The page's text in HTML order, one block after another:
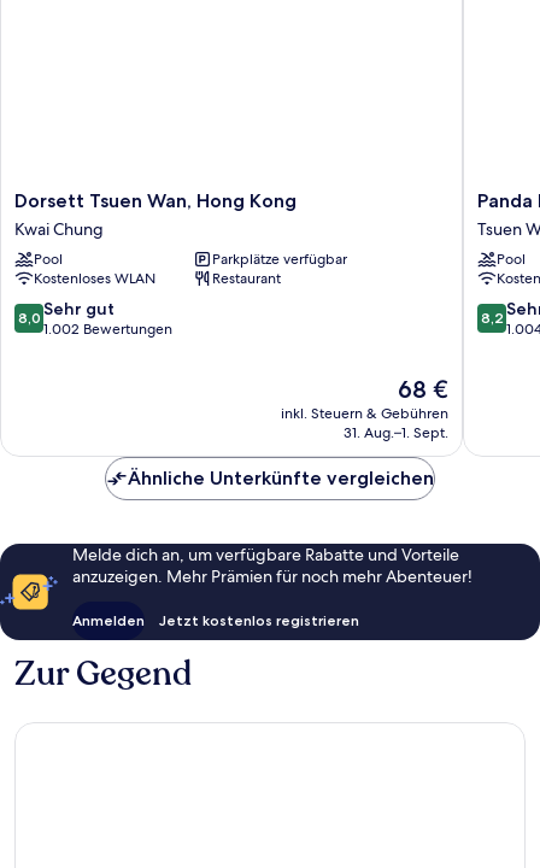
Dorsett
Tsuen
Wan,
Hong
Kong
Kwai
Chung
Dorsett Tsuen Wan, Hong Kong
Kwai Chung
Pool
Parkplätze verfügbar
Kostenloses WLAN
Restaurant
8.0
von
8,0 Sehr gut
1.002 Bewertungen
Der
Preis
beträgt
68 €
inkl. Steuern & Gebühren
31. Aug.–1. Sept.
Panda
Hotel
Tsuen
Wan
Tsuen
Pool
8.2
von
8,2
Ähnliche Unterkünfte vergleichen
Melde dich an, um verfügbare Rabatte und Vorteile
anzuzeigen. Mehr Prämien für noch mehr Abenteuer!
Anmelden Jetzt kostenlos registrieren
Zur Gegend